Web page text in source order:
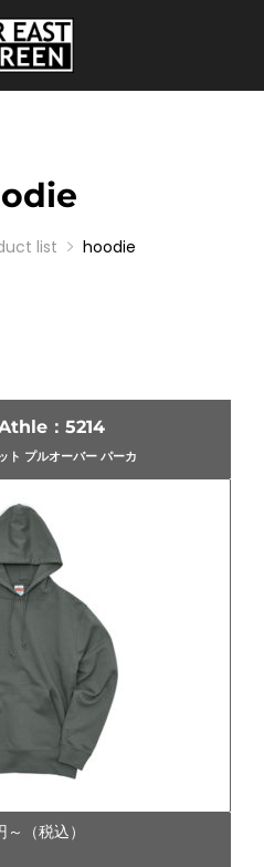
list hoodie
：5214
ト プルオーバー パーカ
（税込）